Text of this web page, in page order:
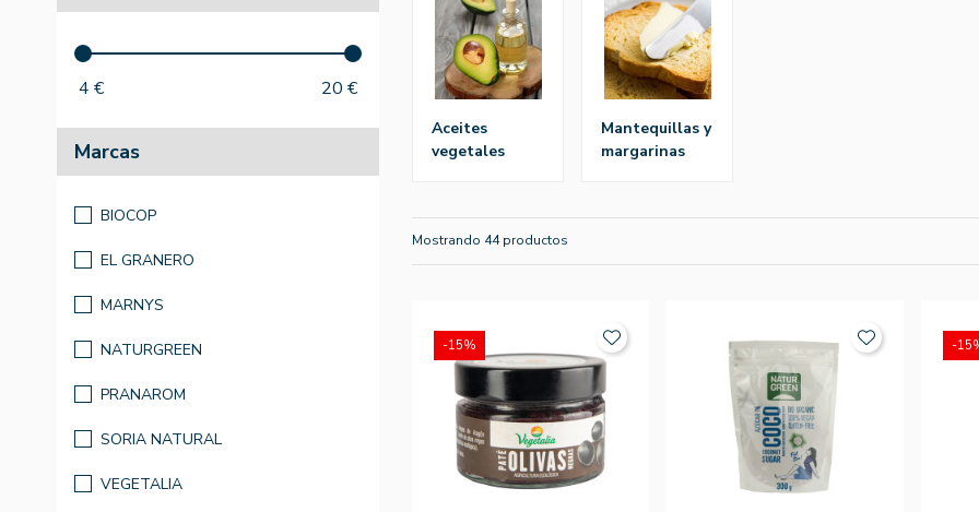
4 € 20 €
Marcas
BIOCOP
EL GRANERO
MARNYS
NATURGREEN
PRANAROM
SORIA NATURAL
VEGETALIA
aceites
vegetales
mantequillas y
margarinas
Mostrando 44 productos
-15% -